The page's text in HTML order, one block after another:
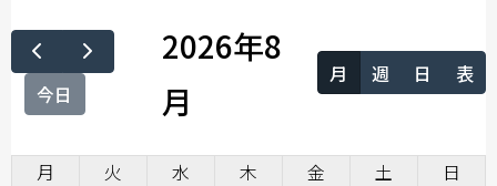
今日
2026年8
月
月 週 日 表
月 火 水 木 金 土
日